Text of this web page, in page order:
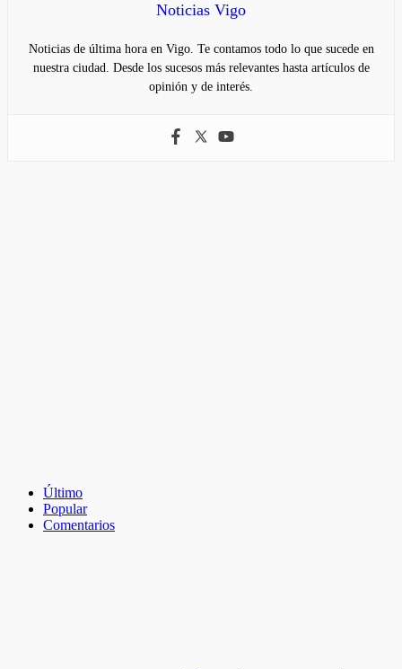
Noticias Vigo
Noticias de última hora en Vigo. Te contamos todo lo que sucede en
nuestra ciudad. Desde los sucesos más relevantes hasta artículos de
opinión y de interés.
Último
Popular
Comentarios